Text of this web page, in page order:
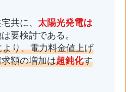
共に、 太陽光発電は
要検討である。
より、電力料金値上げ
額の増加は超鈍化す